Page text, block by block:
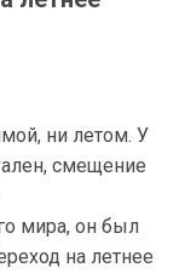
ни летом. У
смещение
мира, он был
на летнее